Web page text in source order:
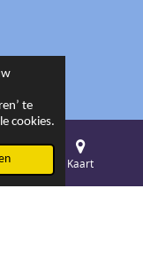
te
cookies.
Kaart